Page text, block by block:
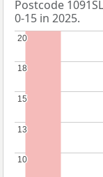
Postcode
0-15 in 2025.
10
10
13
13
15
15
18
18
20
20